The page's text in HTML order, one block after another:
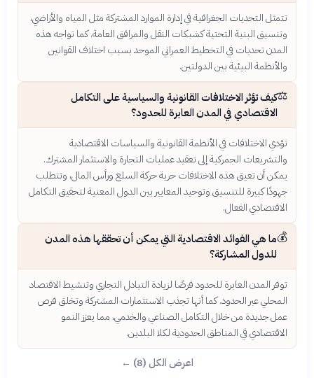
تتمثل التحديات الجغرافية في إدارة الموارد المشتركة مثل المياه والأراضي،
وتنسيق البنية التحتية كشبكات النقل والمرافق العامة. كما تواجه هذه
المدن تحديات في التخطيط العمراني الموحد بسبب اختلاف القوانين
والأنظمة البيئية بين الدولتين.
⚖️كيف تؤثر الاختلافات القانونية والسياسية على التكامل
الاقتصادي في المدن العابرة للحدود؟
تؤدي الاختلافات في الأنظمة القانونية والسياسات الاقتصادية
والتشريعات الجمركية إلى تعقيد عمليات التجارة والاستثمار المشترك.
يمكن أن تعيق هذه الاختلافات حرية حركة السلع ورأس المال، وتتطلب
جهودًا كبيرة للتنسيق وتوحيد المعايير بين الدول المعنية لتحقيق التكامل
الاقتصادي الفعال.
💰ما هي الفوائد الاقتصادية التي يمكن أن تحققها هذه المدن
للدول المشاركة؟
توفر المدن العابرة للحدود فرصًا لزيادة التبادل التجاري وتنشيط الاقتصاد
المحلي عبر الحدود. كما أنها تجذب الاستثمارات المشتركة وتخلق فرص
عمل جديدة من خلال التكامل الصناعي والخدمي، مما يعزز النمو
الاقتصادي في المناطق الحدودية لكلا البلدين.
اعرض الكل (8) ←